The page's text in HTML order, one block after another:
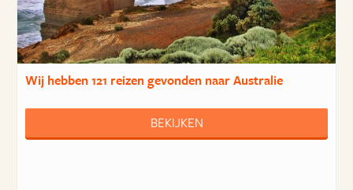
Wij hebben121 reizengevonden naar Australie
BEKIJKEN